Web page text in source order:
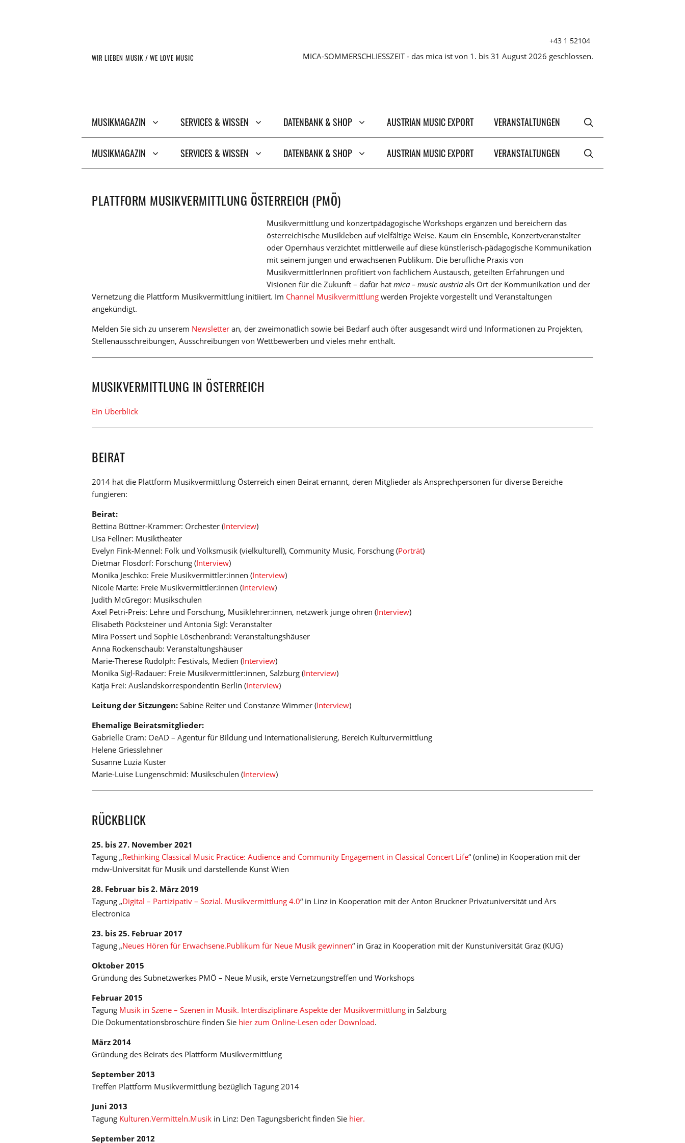
+43 1 52104
WIR LIEBEN MUSIK / WE LOVE MUSIC MICA-SOMMERSCHLIESSZEIT - das mica ist von 1. bis 31 August 2026 geschlossen.
MUSIKMAGAZIN SERVICES & WISSEN DATENBANK & SHOP AUSTRIAN MUSIC EXPORT VERANSTALTUNGEN
MUSIKMAGAZIN SERVICES & WISSEN DATENBANK & SHOP AUSTRIAN MUSIC EXPORT VERANSTALTUNGEN
PLATTFORM MUSIKVERMITTLUNG ÖSTERREICH (PMÖ)
Musikvermittlung und konzertpädagogische Workshops ergänzen und bereichern das
österreichische Musikleben auf vielfältige Weise. Kaum ein Ensemble, Konzertveranstalter
oder Opernhaus verzichtet mittlerweile auf diese künstlerisch-pädagogische Kommunikation
mit seinem jungen und erwachsenen Publikum. Die berufliche Praxis von
MusikvermittlerInnen profitiert von fachlichem Austausch, geteilten Erfahrungen und
Visionen für die Zukunft – dafür hat mica – music austriaals Ort der Kommunikation und der
Vernetzung die Plattform Musikvermittlung initiiert. Im Channel Musikvermittlung werden Projekte vorgestellt und Veranstaltungen
angekündigt.
Melden Sie sich zu unserem Newsletter an, der zweimonatlich sowie bei Bedarf auch öfter ausgesandt wird und Informationen zu Projekten,
Stellenausschreibungen, Ausschreibungen von Wettbewerben und vieles mehr enthält.
MUSIKVERMITTLUNG IN ÖSTERREICH
Ein Überblick
BEIRAT
2014 hat die Plattform Musikvermittlung Österreich einen Beirat ernannt, deren Mitglieder als Ansprechpersonen für diverse Bereiche
fungieren:
Beirat:
Bettina Büttner-Krammer: Orchester (Interview)
Lisa Fellner: Musiktheater
Evelyn Fink-Mennel: Folk und Volksmusik (vielkulturell), Community Music, Forschung (Porträt)
Dietmar Flosdorf: Forschung (Interview)
Monika Jeschko: Freie Musikvermittler:innen (Interview)
Nicole Marte: Freie Musikvermittler:innen (Interview)
Judith McGregor: Musikschulen
Axel Petri-Preis: Lehre und Forschung, Musiklehrer:innen, netzwerk junge ohren (Interview)
Elisabeth Pöcksteiner und Antonia Sigl: Veranstalter
Mira Possert und Sophie Löschenbrand: Veranstaltungshäuser
Anna Rockenschaub: Veranstaltungshäuser
Marie-Therese Rudolph: Festivals, Medien (Interview)
Monika Sigl-Radauer: Freie Musikvermittler:innen, Salzburg (Interview)
Katja Frei: Auslandskorrespondentin Berlin (Interview)
Leitung der Sitzungen: Sabine Reiter und Constanze Wimmer (Interview)
Ehemalige Beiratsmitglieder:
Gabrielle Cram: OeAD – Agentur für Bildung und Internationalisierung, Bereich Kulturvermittlung
Helene Griesslehner
Susanne Luzia Kuster
Marie-Luise Lungenschmid: Musikschulen (Interview)
RÜCKBLICK
25. bis 27. November 2021
Tagung „Rethinking Classical Music Practice: Audience and Community Engagement in Classical Concert Life“ (online) in Kooperation mit der
mdw-Universität für Musik und darstellende Kunst Wien
28. Februar bis 2. März 2019
Tagung „Digital – Partizipativ – Sozial. Musikvermittlung 4.0“ in Linz in Kooperation mit der Anton Bruckner Privatuniversität und Ars
Electronica
23. bis 25. Februar 2017
Tagung „Neues Hören für Erwachsene.Publikum für Neue Musik gewinnen“ in Graz in Kooperation mit der Kunstuniversität Graz (KUG)
Oktober 2015
Gründung des Subnetzwerkes PMÖ – Neue Musik, erste Vernetzungstreffen und Workshops
Februar 2015
Tagung Musik in Szene – Szenen in Musik. Interdisziplinäre Aspekte der Musikvermittlung in Salzburg
Die Dokumentationsbroschüre finden Sie hier zum Online-Lesen oder Download.
März 2014
Gründung des Beirats des Plattform Musikvermittlung
September 2013
Treffen Plattform Musikvermittlung bezüglich Tagung 2014
Juni 2013
Tagung Kulturen.Vermitteln.Musik in Linz: Den Tagungsbericht finden Sie hier.
September 2012